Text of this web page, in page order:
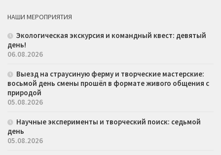
НАШИ МЕРОПРИЯТИЯ
Экологическая экскурсия и командный квест: девятый
день!
06.08.2026
Выезд на страусиную ферму и творческие мастерские:
восьмой день смены прошёл в формате живого общения с
природой
05.08.2026
Научные эксперименты и творческий поиск: седьмой
день
05.08.2026